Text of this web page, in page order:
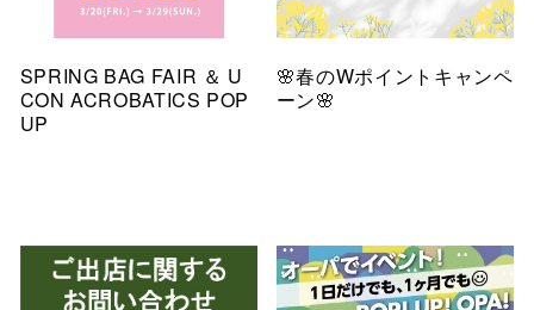
SPRING BAG FAIR ＆ U
CON ACROBATICS POP
UP
🌸春のWポイントキャンペ
ーン🌸